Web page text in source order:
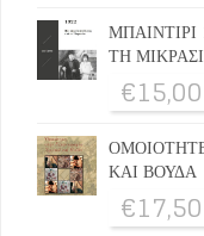
ΤΗ
€15,00
ΚΑΙ ΒΟΥΔΑ
€17,50